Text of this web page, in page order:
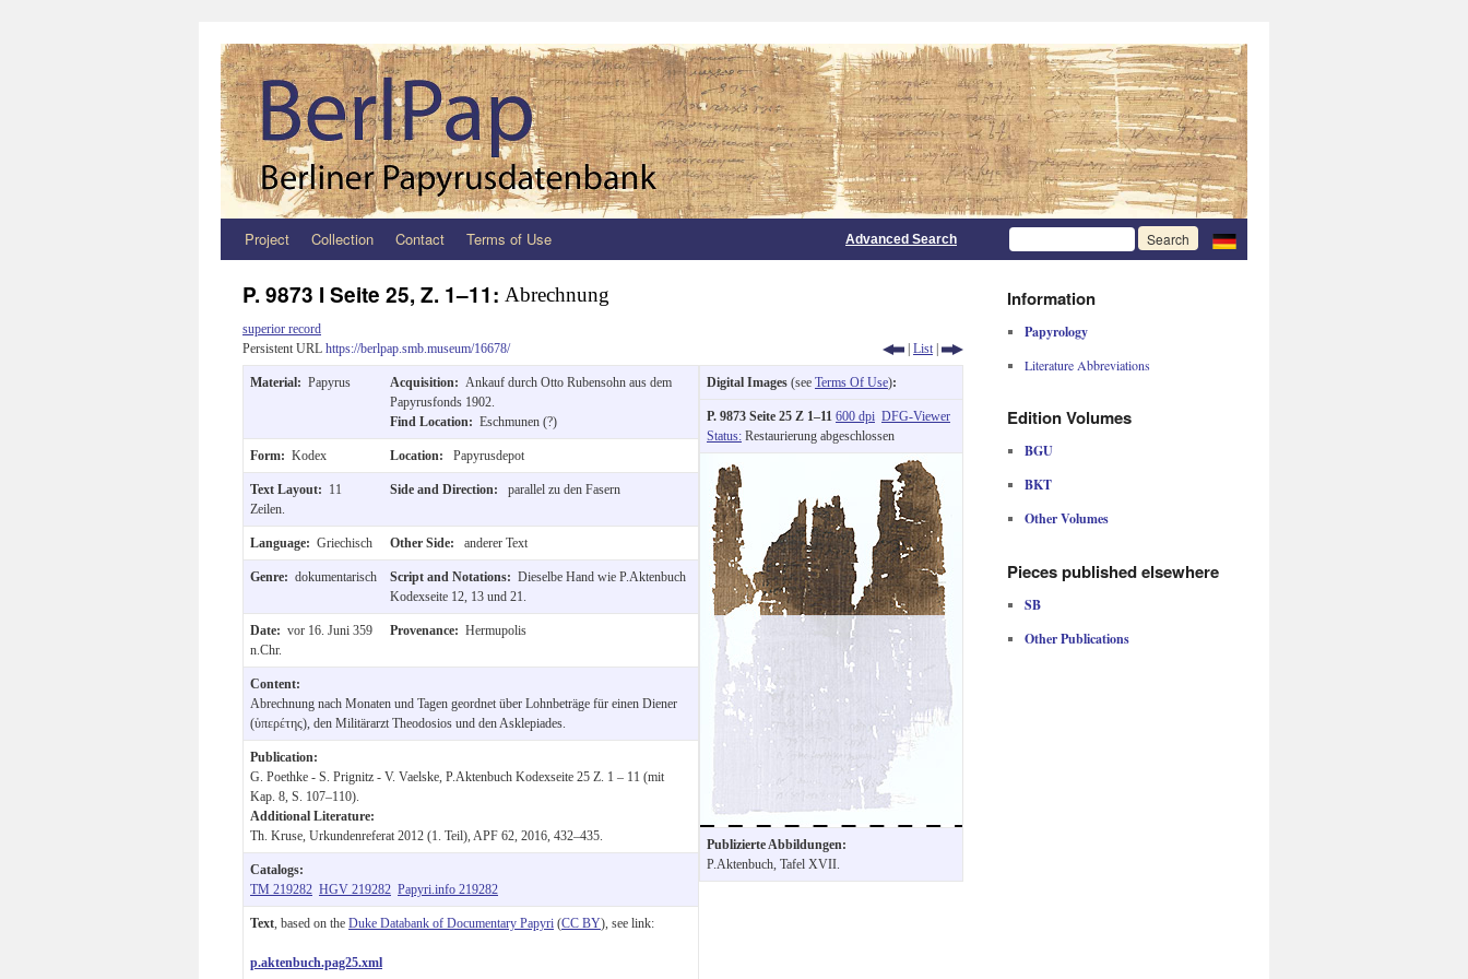
Zum
springen
Project Collection Contact Terms of Use Advanced Search
P. 9873 I Seite 25, Z. 1–11: Abrechnung
superior record
Persistent URL https://berlpap.smb.museum/16678/ | List |
Material: Papyrus Acquisition: Ankauf durch Otto Rubensohn aus dem
Papyrusfonds 1902.
Find Location: Eschmunen (?)
Form: Kodex Location: Papyrusdepot
Text Layout: 11
Zeilen.
Side and Direction: parallel zu den Fasern
Language: Griechisch Other Side: anderer Text
Genre: dokumentarisch Script and Notations: Dieselbe Hand wie P.Aktenbuch
Kodexseite 12, 13 und 21.
Date: vor 16. Juni 359
n.Chr.
Provenance: Hermupolis
Content:
Abrechnung nach Monaten und Tagen geordnet über Lohnbeträge für einen Diener
(ὑπερέτης), den Militärarzt Theodosios und den Asklepiades.
Publication:
G. Poethke - S. Prignitz - V. Vaelske, P.Aktenbuch Kodexseite 25 Z. 1 – 11 (mit
Kap. 8, S. 107–110).
Additional Literature:
Th. Kruse, Urkundenreferat 2012 (1. Teil), APF 62, 2016, 432–435.
Catalogs:
TM 219282 HGV 219282 Papyri.info 219282
Text , based on the Duke Databank of Documentary Papyri (CC BY), see link:
p.aktenbuch.pag25.xml
Digital Images (see Terms Of Use):
P. 9873 Seite 25 Z 1–11 600 dpi DFG-Viewer
Status: Restaurierung abgeschlossen
Publizierte Abbildungen:
P.Aktenbuch, Tafel XVII.
Information
Papyrology
Literature Abbreviations
Edition Volumes
BGU
BKT
Other Volumes
Pieces published elsewhere
SB
Other Publications